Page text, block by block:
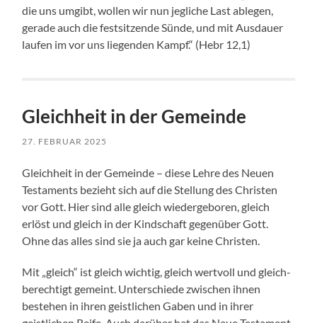
die uns umgibt, wollen wir nun jegliche Last ablegen,
gerade auch die festsitzende Sünde, und mit Ausdauer
laufen im vor uns liegenden Kampf.“ (Hebr 12,1)
Gleichheit in der Gemeinde
27. FEBRUAR 2025
Gleichheit in der Gemeinde – diese Lehre des Neuen
Testaments bezieht sich auf die Stellung des Christen
vor Gott. Hier sind alle gleich wiedergeboren, gleich
erlöst und gleich in der Kindschaft gegenüber Gott.
Ohne das alles sind sie ja auch gar keine Christen.
Mit „gleich“ ist gleich wichtig, gleich wertvoll und gleich-
berechtigt gemeint. Unterschiede zwischen ihnen
bestehen in ihren geistlichen Gaben und in ihrer